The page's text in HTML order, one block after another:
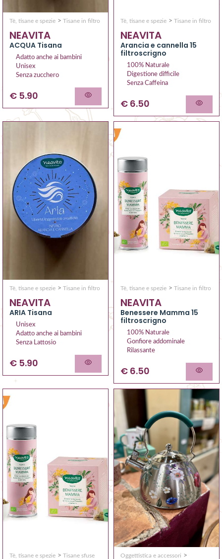
Tè, tisane e spezie > Tisane in filtro
NEAVITA
ACQUA Tisana
Adatto anche ai bambini
Unisex
Senza zucchero
€ 5.90
Tè, tisane e spezie > Tisane in filtro
NEAVITA
Arancia e cannella 15
filtroscrigno
100% Naturale
Digestione difficile
Senza Caffeina
€ 6.50
Tè, tisane e spezie > Tisane in filtro
NEAVITA
ARIA Tisana
Unisex
Adatto anche ai bambini
Senza Lattosio
€ 5.90
Tè, tisane e spezie > Tisane in filtro
NEAVITA
Benessere Mamma 15
filtroscrigno
100% Naturale
Gonfiore addominale
Rilassante
€ 6.50
Tè, tisane e spezie > Tisane sfuse Oggettistica e accessori >